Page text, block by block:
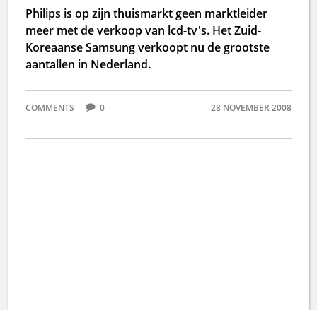
Philips is op zijn thuismarkt geen marktleider
meer met de verkoop van lcd-tv's. Het Zuid-
Koreaanse Samsung verkoopt nu de grootste
aantallen in Nederland.
28 NOVEMBER 2008
COMMENTS 0